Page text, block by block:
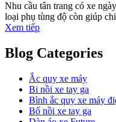
Nhu cầu tân trang có xe
loại phụ tùng độ còn giúp
Xem tiếp
Blog Categories
Ắc quy xe máy
Bi nồi xe tay ga
Bình ắc quy xe máy
Bố nồi xe tay ga